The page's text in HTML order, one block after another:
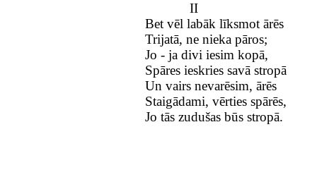
II
Bet vēl labāk līksmot ārēs
Trijatā, ne nieka pāros;
Jo - ja divi iesim kopā,
Spāres ieskries savā stropā
Un vairs nevarēsim, ārēs
Staigādami, vērties spārēs,
Jo tās zudušas būs stropā.